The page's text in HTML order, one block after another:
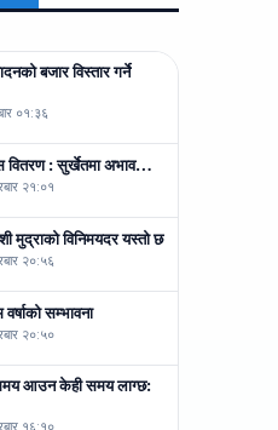
बजार विस्तार गर्ने
०१:३६
वितरण : सुर्खेतमा अभाव…
२१:०१
मुद्राको विनिमयदर यस्तो छ
२०:५६
सम्भावना
२०:५०
आउन केही समय लाग्छ:
१६:१०